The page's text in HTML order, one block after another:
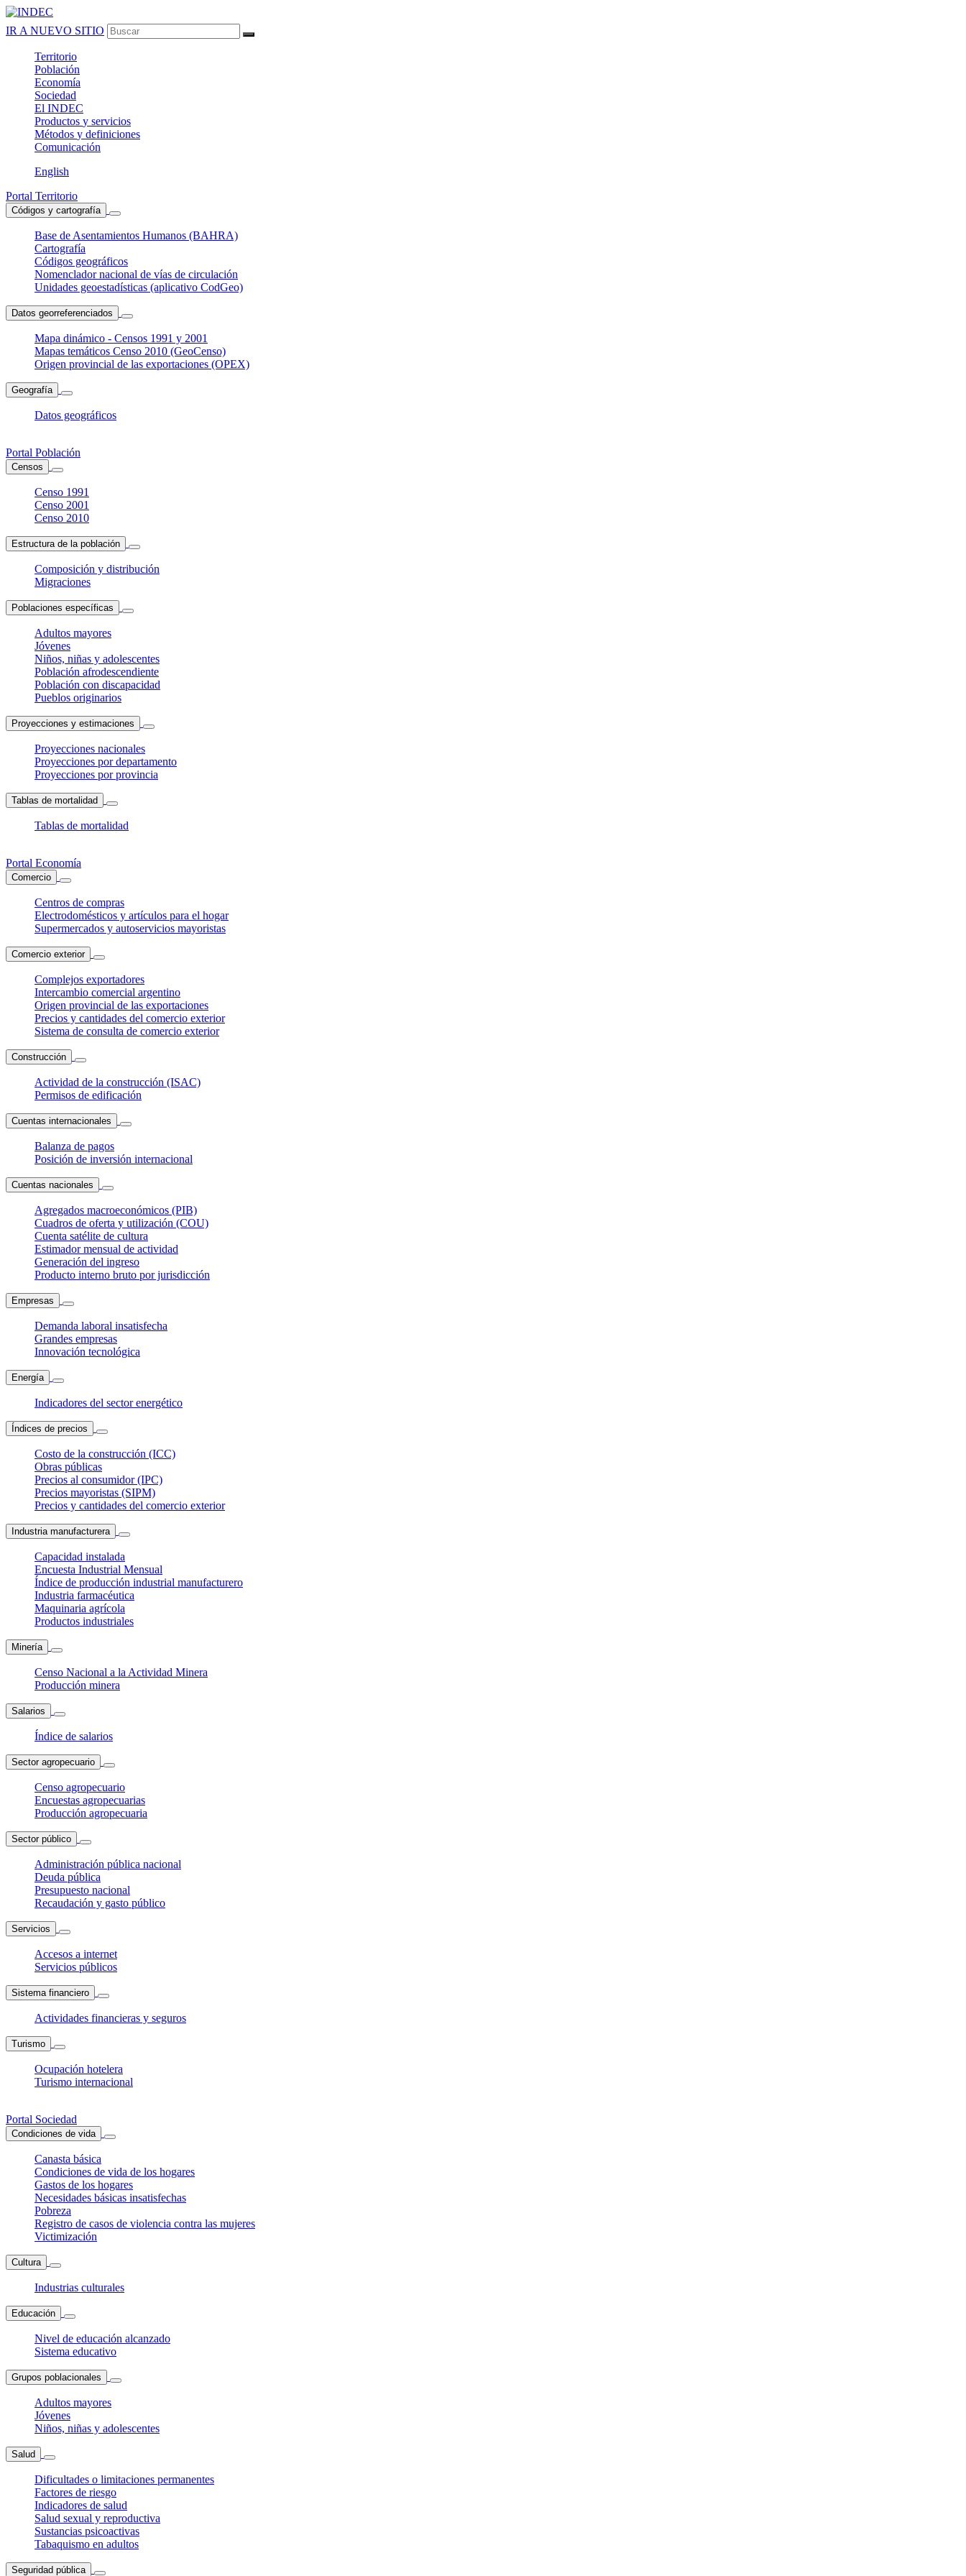
IR A NUEVO SITIO
Territorio
Población
Economía
Sociedad
El INDEC
Productos y servicios
Métodos y definiciones
Comunicación
English
Portal Territorio
Códigos y cartografía
Base de Asentamientos Humanos (BAHRA)
Cartografía
Códigos geográficos
Nomenclador nacional de vías de circulación
Unidades geoestadísticas (aplicativo CodGeo)
Datos georreferenciados
Mapa dinámico - Censos 1991 y 2001
Mapas temáticos Censo 2010 (GeoCenso)
Origen provincial de las exportaciones (OPEX)
Geografía
Datos geográficos
Portal Población
Censos
Censo 1991
Censo 2001
Censo 2010
Estructura de la población
Composición y distribución
Migraciones
Poblaciones específicas
Adultos mayores
Jóvenes
Niños, niñas y adolescentes
Población afrodescendiente
Población con discapacidad
Pueblos originarios
Proyecciones y estimaciones
Proyecciones nacionales
Proyecciones por departamento
Proyecciones por provincia
Tablas de mortalidad
Tablas de mortalidad
Portal Economía
Comercio
Centros de compras
Electrodomésticos y artículos para el hogar
Supermercados y autoservicios mayoristas
Comercio exterior
Complejos exportadores
Intercambio comercial argentino
Origen provincial de las exportaciones
Precios y cantidades del comercio exterior
Sistema de consulta de comercio exterior
Construcción
Actividad de la construcción (ISAC)
Permisos de edificación
Cuentas internacionales
Balanza de pagos
Posición de inversión internacional
Cuentas nacionales
Agregados macroeconómicos (PIB)
Cuadros de oferta y utilización (COU)
Cuenta satélite de cultura
Estimador mensual de actividad
Generación del ingreso
Producto interno bruto por jurisdicción
Empresas
Demanda laboral insatisfecha
Grandes empresas
Innovación tecnológica
Energía
Indicadores del sector energético
Índices de precios
Costo de la construcción (ICC)
Obras públicas
Precios al consumidor (IPC)
Precios mayoristas (SIPM)
Precios y cantidades del comercio exterior
Industria manufacturera
Capacidad instalada
Encuesta Industrial Mensual
Índice de producción industrial manufacturero
Industria farmacéutica
Maquinaria agrícola
Productos industriales
Minería
Censo Nacional a la Actividad Minera
Producción minera
Salarios
Índice de salarios
Sector agropecuario
Censo agropecuario
Encuestas agropecuarias
Producción agropecuaria
Sector público
Administración pública nacional
Deuda pública
Presupuesto nacional
Recaudación y gasto público
Servicios
Accesos a internet
Servicios públicos
Sistema financiero
Actividades financieras y seguros
Turismo
Ocupación hotelera
Turismo internacional
Portal Sociedad
Condiciones de vida
Canasta básica
Condiciones de vida de los hogares
Gastos de los hogares
Necesidades básicas insatisfechas
Pobreza
Registro de casos de violencia contra las mujeres
Victimización
Cultura
Industrias culturales
Educación
Nivel de educación alcanzado
Sistema educativo
Grupos poblacionales
Adultos mayores
Jóvenes
Niños, niñas y adolescentes
Salud
Dificultades o limitaciones permanentes
Factores de riesgo
Indicadores de salud
Salud sexual y reproductiva
Sustancias psicoactivas
Tabaquismo en adultos
Seguridad pública